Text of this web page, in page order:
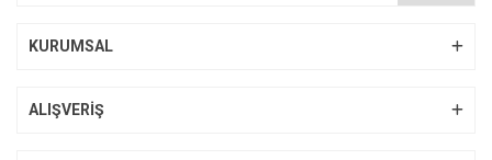
KURUMSAL
ALIŞVERİŞ